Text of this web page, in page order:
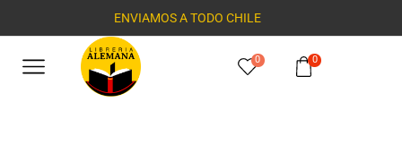
ENVIAMOS A TODO CHILE
0 0